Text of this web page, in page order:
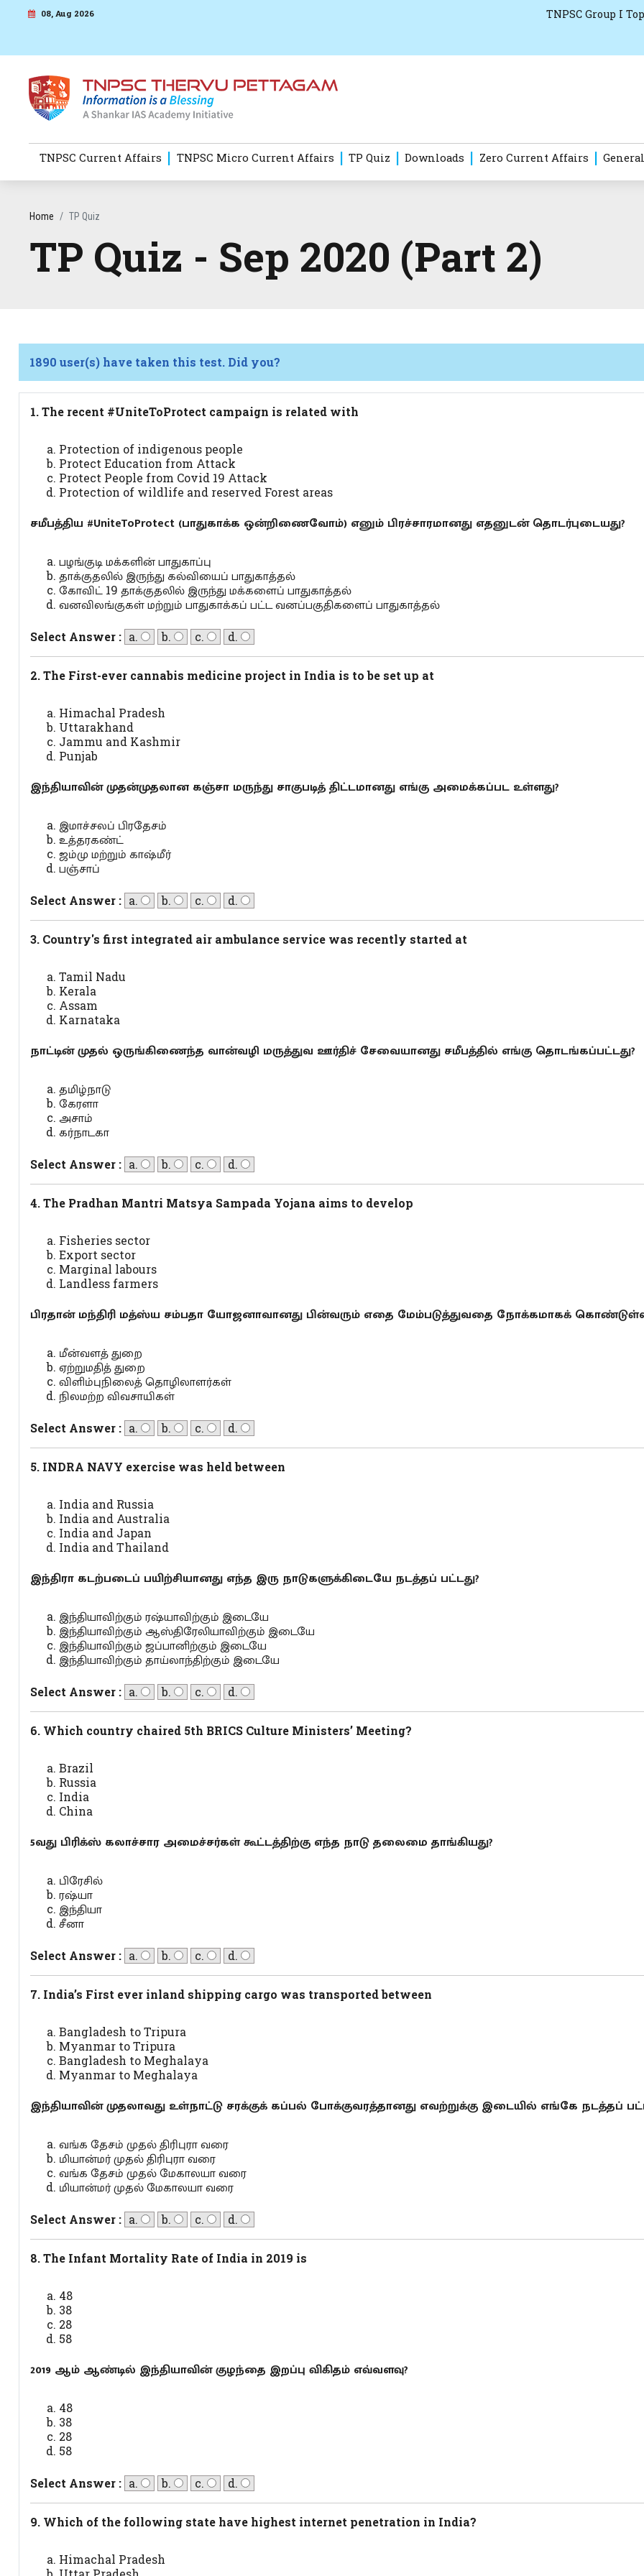
08, Aug 2026 TNPSC Group I
TNPSC Current Affairs TNPSC Micro Current Affairs TP Quiz Downloads Zero Current Affairs
Home TP Quiz
TP Quiz - Sep 2020 (Part 2)
1890 user(s) have taken this test. Did you?
1. The recent #UniteToProtect campaign is related with
Protection of indigenous people
Protect Education from Attack
Protect People from Covid 19 Attack
Protection of wildlife and reserved Forest areas
சமீபத்திய #UniteToProtect (பாதுகாக்க ஒன்றிணைவோம்) எனும் பிரச்சாரமானது எதனுடன் தொடர்புடையது?
பழங்குடி மக்களின் பாதுகாப்பு
தாக்குதலில் இருந்து கல்வியைப் பாதுகாத்தல்
கோவிட் 19 தாக்குதலில் இருந்து மக்களைப் பாதுகாத்தல்
வனவிலங்குகள் மற்றும் பாதுகாக்கப் பட்ட வனப்பகுதிகளைப் பாதுகாத்தல்
Select Answer : a. b. c. d.
2. The First-ever cannabis medicine project in India is to be set up at
Himachal Pradesh
Uttarakhand
Jammu and Kashmir
Punjab
இந்தியாவின் முதன்முதலான கஞ்சா மருந்து சாகுபடித் திட்டமானது எங்கு அமைக்கப்பட உள்ளது?
இமாச்சலப் பிரதேசம்
உத்தரகண்ட்
ஜம்மு மற்றும் காஷ்மீர்
பஞ்சாப்
Select Answer : a. b. c. d.
3. Country's first integrated air ambulance service was recently started at
Tamil Nadu
Kerala
Assam
Karnataka
நாட்டின் முதல் ஒருங்கிணைந்த வான்வழி மருத்துவ ஊர்திச் சேவையானது சமீபத்தில் எங்கு தொடங்கப்பட்டது?
தமிழ்நாடு
கேரளா
அசாம்
கர்நாடகா
Select Answer : a. b. c. d.
4. The Pradhan Mantri Matsya Sampada Yojana aims to develop
Fisheries sector
Export sector
Marginal labours
Landless farmers
பிரதான் மந்திரி மத்ஸ்ய சம்பதா யோஜனாவானது பின்வரும் எதை மேம்படுத்துவதை நோக்கமாகக்
மீன்வளத் துறை
ஏற்றுமதித் துறை
விளிம்புநிலைத் தொழிலாளர்கள்
நிலமற்ற விவசாயிகள்
Select Answer : a. b. c. d.
5. INDRA NAVY exercise was held between
India and Russia
India and Australia
India and Japan
India and Thailand
இந்திரா கடற்படைப் பயிற்சியானது எந்த இரு நாடுகளுக்கிடையே நடத்தப் பட்டது?
இந்தியாவிற்கும் ரஷ்யாவிற்கும் இடையே
இந்தியாவிற்கும் ஆஸ்திரேலியாவிற்கும் இடையே
இந்தியாவிற்கும் ஜப்பானிற்கும் இடையே
இந்தியாவிற்கும் தாய்லாந்திற்கும் இடையே
Select Answer : a. b. c. d.
6. Which country chaired 5th BRICS Culture Ministers’ Meeting?
Brazil
Russia
India
China
5வது பிரிக்ஸ் கலாச்சார அமைச்சர்கள் கூட்டத்திற்கு எந்த நாடு தலைமை தாங்கியது?
பிரேசில்
ரஷ்யா
இந்தியா
சீனா
Select Answer : a. b. c. d.
7. India’s First ever inland shipping cargo was transported between
Bangladesh to Tripura
Myanmar to Tripura
Bangladesh to Meghalaya
Myanmar to Meghalaya
இந்தியாவின் முதலாவது உள்நாட்டு சரக்குக் கப்பல் போக்குவரத்தானது எவற்றுக்கு இடையில் எங்கே நடத்தப்
வங்க தேசம் முதல் திரிபுரா வரை
மியான்மர் முதல் திரிபுரா வரை
வங்க தேசம் முதல் மேகாலயா வரை
மியான்மர் முதல் மேகாலயா வரை
Select Answer : a. b. c. d.
8. The Infant Mortality Rate of India in 2019 is
48
38
28
58
2019 ஆம் ஆண்டில் இந்தியாவின் குழந்தை இறப்பு விகிதம் எவ்வளவு?
48
38
28
58
Select Answer : a. b. c. d.
9. Which of the following state have highest internet penetration in India?
Himachal Pradesh